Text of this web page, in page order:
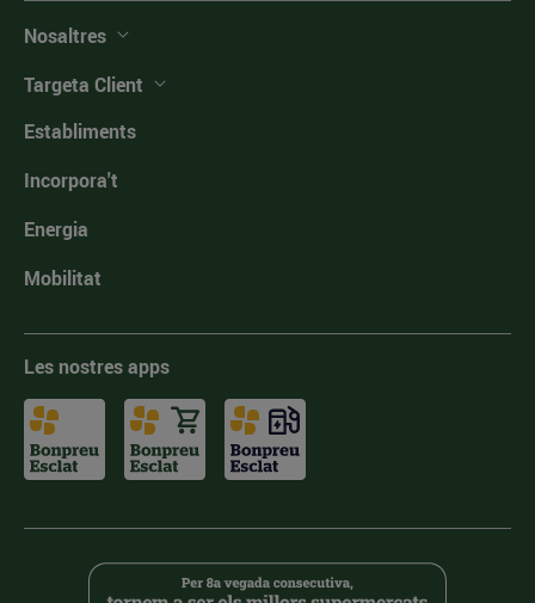
Nosaltres
Targeta Client
Establiments
Incorpora't
Energia
Mobilitat
Les nostres apps